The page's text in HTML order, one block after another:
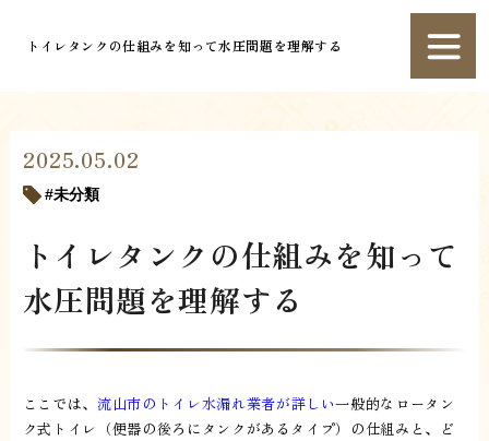
トイレタンクの仕組みを知って水圧問題を理解する
2025.05.02
未分類
トイレタンクの仕組みを知って
水圧問題を理解する
ここでは、 流山市のトイレ水漏れ業者が詳しい一般的なロータン
ク式トイレ（便器の後ろにタンクがあるタイプ）の仕組みと、ど